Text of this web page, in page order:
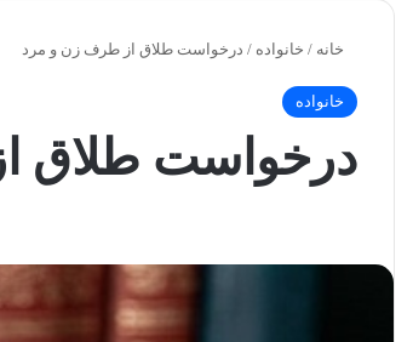
خانه / خانواده / درخواست طلاق از طرف زن و مرد
خانواده
درخواست طلاق